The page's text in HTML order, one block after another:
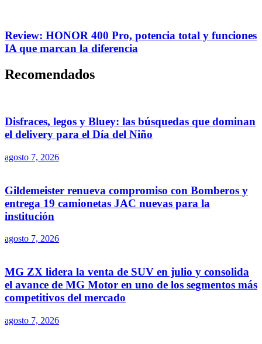
Review: HONOR 400 Pro, potencia total y funciones
IA que marcan la diferencia
Recomendados
Disfraces, legos y Bluey: las búsquedas que dominan
el delivery para el Día del Niño
agosto 7, 2026
Gildemeister renueva compromiso con Bomberos y
entrega 19 camionetas JAC nuevas para la
institución
agosto 7, 2026
MG ZX lidera la venta de SUV en julio y consolida
el avance de MG Motor en uno de los segmentos más
competitivos del mercado
agosto 7, 2026